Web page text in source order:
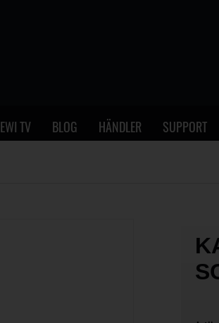
TV BLOG HÄNDLER SUPPORT